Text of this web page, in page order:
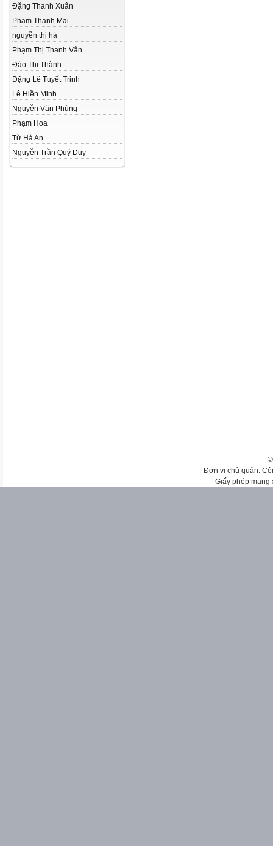
Đặng Thanh Xuân
Phạm Thanh Mai
nguyễn thị hà
Phạm Thị Thanh Vân
Đào Thị Thành
Đặng Lê Tuyết Trinh
Lê Hiền Minh
Nguyễn Văn Phùng
Phạm Hoa
Từ Hà An
Nguyễn Trần Quý Duy
Đơn vị chủ quản:
Giấy phép mạng